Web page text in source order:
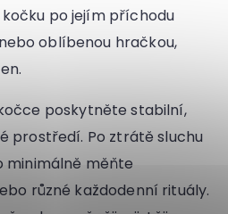
po jejím příchodu
oblíbenou hračkou,
poskytněte stabilní,
prostředí. Po ztrátě sluchu
minimálně měňte
různé každodenní rituály.